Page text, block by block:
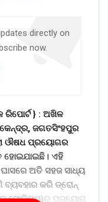
directly on
now.
} : ଅଖିଳ
ଜଗତସିଂହପୁର
ଔଷଧ ପ୍ରୟୋଗର
ହୋଇଯାଇଛି। ଏହି
ଅତି ସହଜ ସାଧ୍ୟ
କରି ଡ୍ରୋନ୍
ସୋଡିୟମ)ର ପ୍ରୟୋଗ